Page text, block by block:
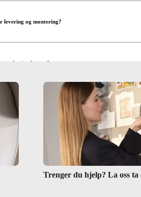
og montering?
før jeg kjøper?
spisestuen min?
Trenger du hjelp? La oss ta